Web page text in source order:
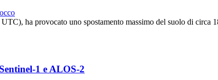
ha provocato uno spostamento massimo del suolo di circa
1 e ALOS-2